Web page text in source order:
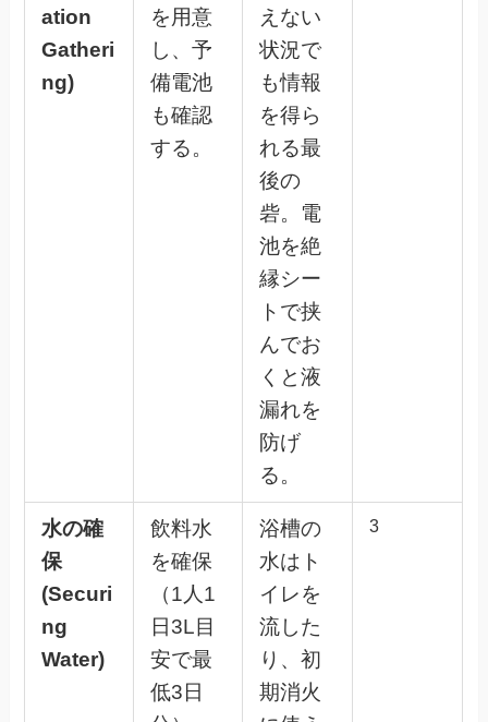
ation
Gatheri
ng)
を用意
し、予
備電池
も確認
する。
えない
状況で
も情報
を得ら
れる最
後の
砦。電
池を絶
縁シー
トで挟
んでお
くと液
漏れを
防げ
る。
水の確
保
(Securi
ng
Water)
飲料水
を確保
（1人1
日3L目
安で最
低3日
浴槽の
水はト
イレを
流した
り、初
期消火
3